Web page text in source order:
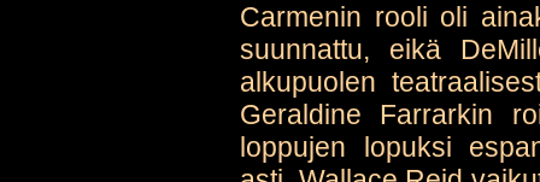
Carmenin rooli oli
suunnattu, eikä
alkupuolen
Geraldine Farrarkin
loppujen lopuksi